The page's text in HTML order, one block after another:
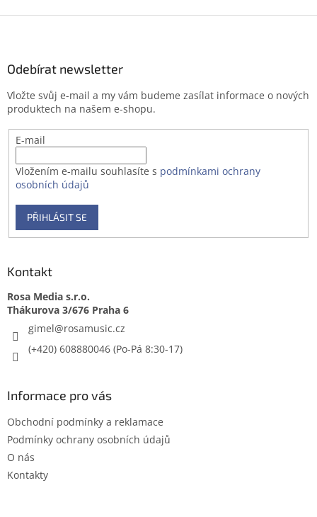
Odebírat newsletter
Vložte svůj e-mail a my vám budeme zasílat informace o nových
produktech na našem e-shopu.
E-mail
Vložením e-mailu souhlasíte s podmínkami ochrany
osobních údajů
PŘIHLÁSIT SE
Kontakt
Rosa Media s.r.o.
gimel@rosamusic.cz
(+420) 608880046
Informace pro vás
Obchodní podmínky a reklamace
Podmínky ochrany osobních údajů
O nás
Kontakty